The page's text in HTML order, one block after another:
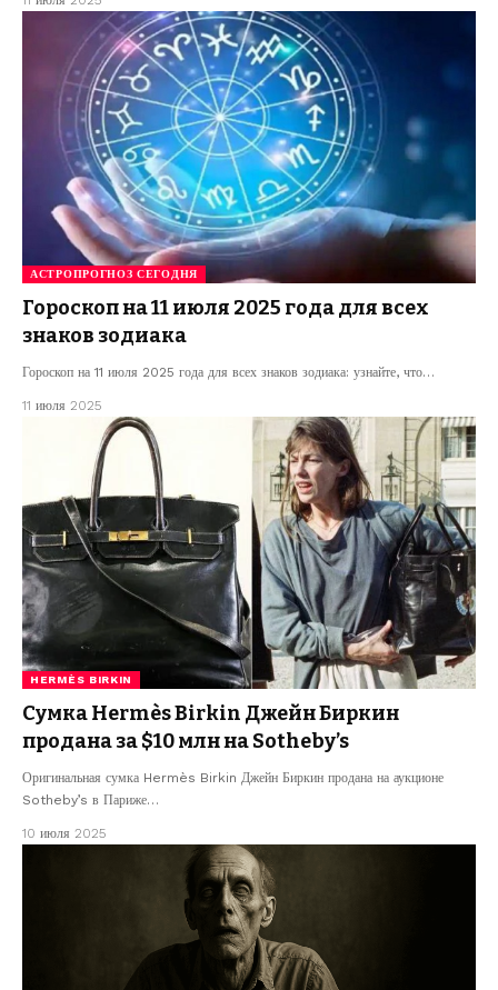
АСТРОПРОГНОЗ СЕГОДНЯ
Гороскоп на 11 июля 2025 года для всех
знаков зодиака
Гороскоп на 11 июля 2025 года для всех знаков зодиака: узнайте, что…
11 июля 2025
HERMÈS BIRKIN
Сумка Hermès Birkin Джейн Биркин
продана за $10 млн на Sotheby’s
Оригинальная сумка Hermès Birkin Джейн Биркин продана на аукционе
Sotheby’s в Париже…
10 июля 2025